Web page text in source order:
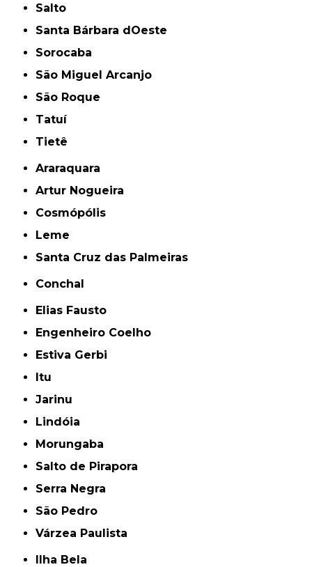
Salto
Santa Bárbara dOeste
Sorocaba
São Miguel Arcanjo
São Roque
Tatuí
Tietê
Araraquara
Artur Nogueira
Cosmópólis
Leme
Santa Cruz das Palmeiras
Conchal
Elias Fausto
Engenheiro Coelho
Estiva Gerbi
Itu
Jarinu
Lindóia
Morungaba
Salto de Pirapora
Serra Negra
São Pedro
Várzea Paulista
Ilha Bela